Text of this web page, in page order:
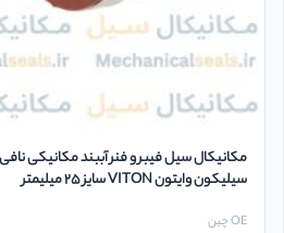
سیلیکون وایتون VITON سایز 25 میلیمتر
OE چین